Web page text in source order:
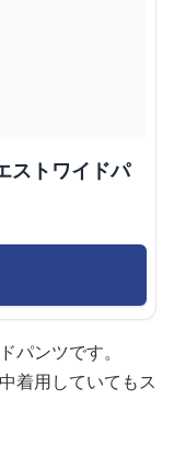
ストワイドパ
パンツです。
着用していてもス